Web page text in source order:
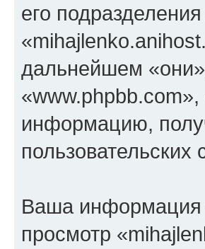
его
дальнейшем
информацию,
Ваша информация
просмотр